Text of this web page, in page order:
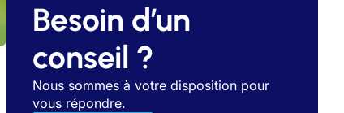
Besoin d’un
conseil ?
Nous sommes à votre disposition pour
vous répondre.